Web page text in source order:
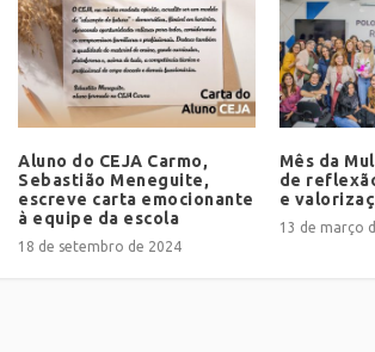
Aluno do CEJA Carmo,
Sebastião Meneguite,
escreve carta emocionante
à equipe da escola
18 de setembro de 2024
Mês da
de
e
13 de março